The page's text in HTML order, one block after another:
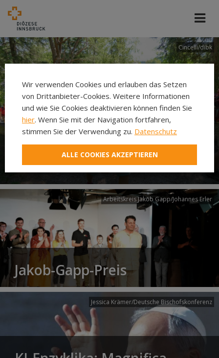
Cincelli/dibk
Neuer Pilgerweg Via
Laudato si’
Arbeitskreis Jakob Gapp/Johannes Erler
Jakob-Gapp-Preis
Jessica Krämer/Deutsche Bischofskonferenz
Wir verwenden Cookies und erlauben das Setzen
von Drittanbieter-Cookies. Weitere Informationen
und wie Sie Cookies deaktivieren können finden Sie
hier. Wenn Sie mit der Navigation fortfahren,
stimmen Sie der Verwendung zu. Datenschutz
ALLE COOKIES AKZEPTIEREN